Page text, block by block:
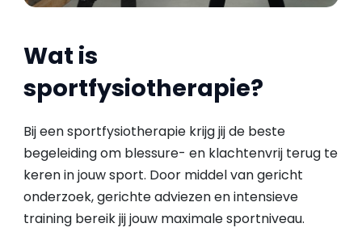
Wat is
sportfysiotherapie?
Bij een sportfysiotherapie krijg jij de beste
begeleiding om blessure- en klachtenvrij terug te
keren in jouw sport. Door middel van gericht
onderzoek, gerichte adviezen en intensieve
training bereik jij jouw maximale sportniveau.